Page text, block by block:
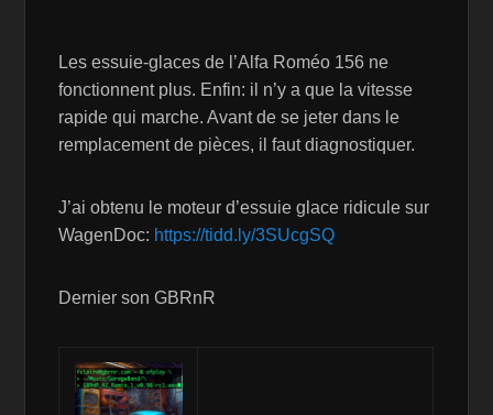
Les essuie-glaces de l’Alfa Roméo 156 ne
fonctionnent plus. Enfin: il n’y a que la vitesse
rapide qui marche. Avant de se jeter dans le
remplacement de pièces, il faut diagnostiquer.
J’ai obtenu le moteur d’essuie glace ridicule sur
WagenDoc: https://tidd.ly/3SUcgSQ
Dernier son GBRnR